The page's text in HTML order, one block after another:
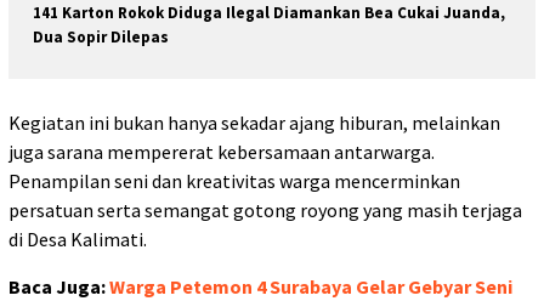
141 Karton Rokok Diduga Ilegal Diamankan Bea Cukai Juanda,
Dua Sopir Dilepas
Kegiatan ini bukan hanya sekadar ajang hiburan, melainkan
juga sarana mempererat kebersamaan antarwarga.
Penampilan seni dan kreativitas warga mencerminkan
persatuan serta semangat gotong royong yang masih terjaga
di Desa Kalimati.
Baca Juga:Warga Petemon 4 Surabaya Gelar Gebyar Seni